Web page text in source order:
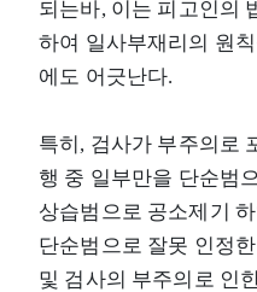
되는바, 이는 피고인의
하여 일사부재리의 원
에도 어긋난다.
특히, 검사가 부주의로
행 중 일부만을 단순범
상습범으로 공소제기
단순범으로 잘못 인정
및 검사의 부주의로 인